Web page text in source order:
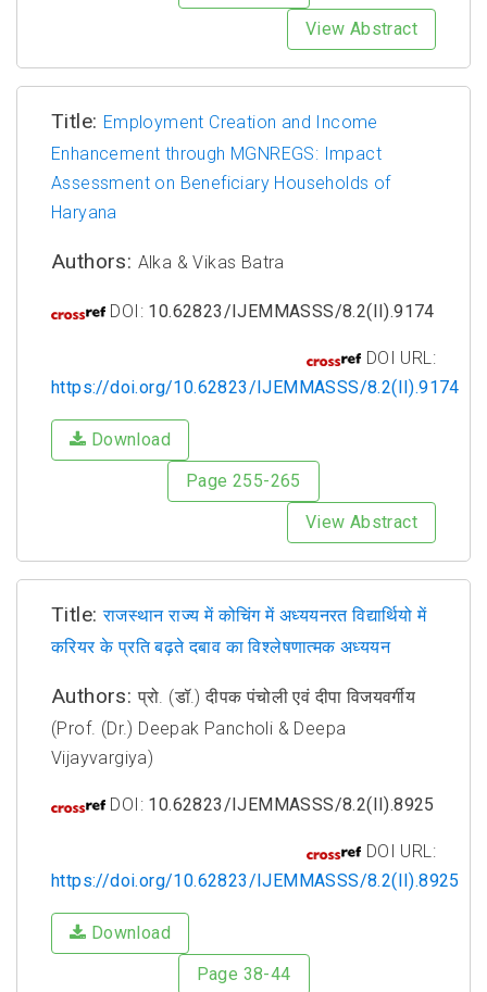
View Abstract
Title: Employment Creation and Income
Enhancement through MGNREGS: Impact
Assessment on Beneficiary Households of
Haryana
Authors: Alka & Vikas Batra
DOI: 10.62823/IJEMMASSS/8.2(II).9174
DOI URL:
https://doi.org/10.62823/IJEMMASSS/8.2(II).9174
Download
Page 255-265
View Abstract
Title:राजस्थान राज्य में कोचिंग में अध्ययनरत विद्यार्थियो में
करियर के प्रति बढ़ते दबाव का विश्लेषणात्मक अध्ययन
Authors:प्रो. (डॉ.) दीपक पंचोली एवं दीपा विजयवर्गीय
(Prof. (Dr.) Deepak Pancholi & Deepa
Vijayvargiya)
DOI: 10.62823/IJEMMASSS/8.2(II).8925
DOI URL:
https://doi.org/10.62823/IJEMMASSS/8.2(II).8925
Download
Page 38-44